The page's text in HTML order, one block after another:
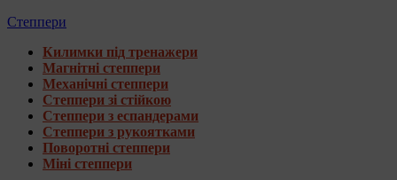
Степпери
Килимки під тренажери
Магнітні степпери
Механічні степпери
Степпери зі стійкою
Степпери з еспандерами
Степпери з рукоятками
Поворотні степпери
Міні степпери